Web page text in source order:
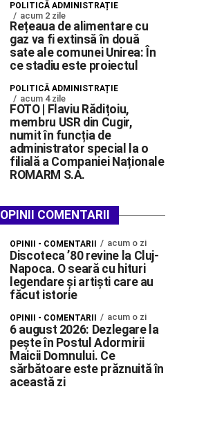
POLITICĂ ADMINISTRAȚIE
acum 2 zile
Rețeaua de alimentare cu
gaz va fi extinsă în două
sate ale comunei Unirea: În
ce stadiu este proiectul
POLITICĂ ADMINISTRAȚIE
acum 4 zile
FOTO | Flaviu Rădițoiu,
membru USR din Cugir,
numit în funcția de
administrator special la o
filială a Companiei Naționale
ROMARM S.A.
OPINII COMENTARII
OPINII - COMENTARII acum o zi
Discoteca ’80 revine la Cluj-
Napoca. O seară cu hituri
legendare și artiști care au
făcut istorie
OPINII - COMENTARII acum o zi
6 august 2026: Dezlegare la
pește în Postul Adormirii
Maicii Domnului. Ce
sărbătoare este prăznuită în
această zi